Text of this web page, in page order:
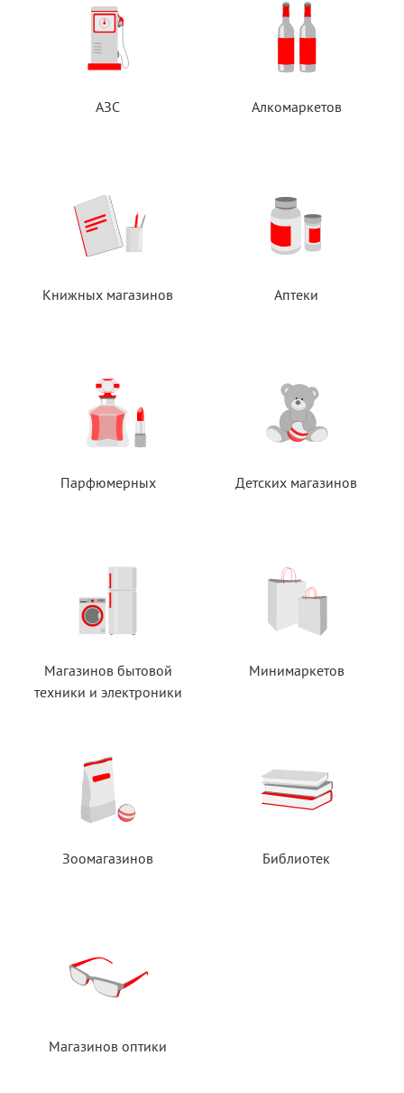
АЗС Алкомаркетов
Книжных магазинов Аптеки
Парфюмерных Детских магазинов
Магазинов бытовой
техники и электроники
Минимаркетов
Зоомагазинов Библиотек
Магазинов оптики